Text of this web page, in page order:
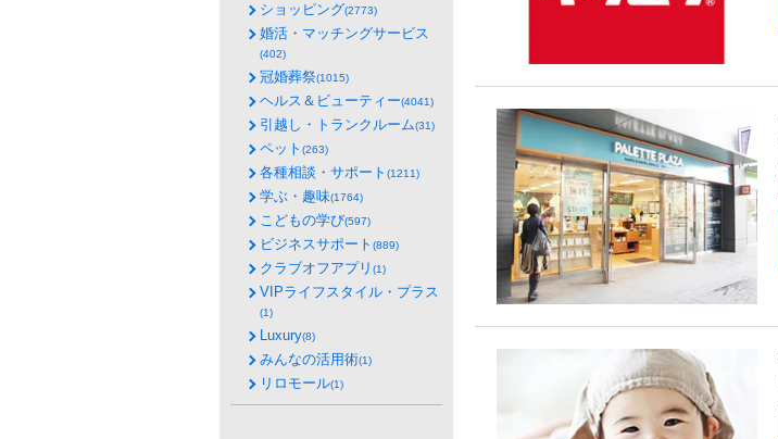
ショッピング(2773)
婚活・マッチングサービス
(402)
冠婚葬祭(1015)
ヘルス＆ビューティー(4041)
引越し・トランクルーム(31)
ペット (263)
各種相談・サポート (1211)
学ぶ・趣味(1764)
こどもの学び(597)
ビジネスサポート (889)
クラブオフアプリ (1)
VIPライフスタイル・プラス
(1)
Luxury(8)
みんなの活用術(1)
リロモール(1)